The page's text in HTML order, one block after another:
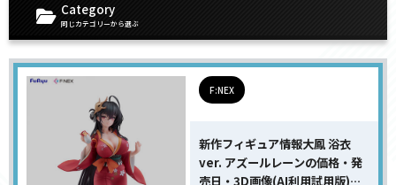
Category
同じカテゴリーから選ぶ
F:NEX
新作フィギュア情報大鳳 浴衣
ver. アズールレーンの価格・発
売日・3D画像(AI利用試用版)・